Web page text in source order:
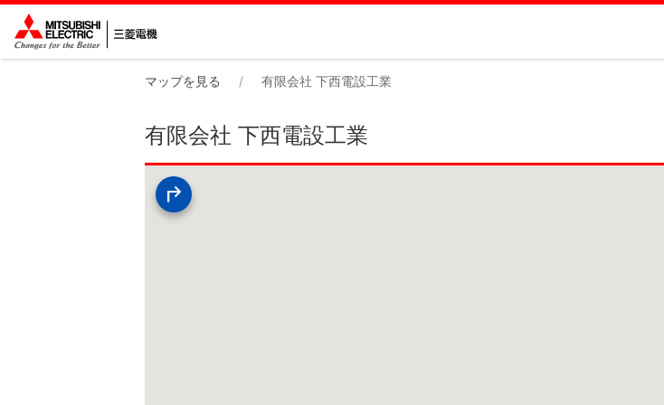
マップを見る 有限会社 下西電設工業
有限会社 下西電設工業